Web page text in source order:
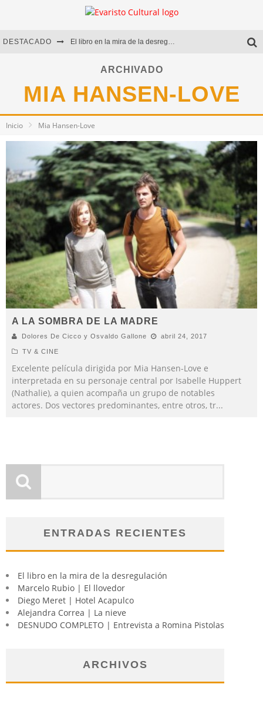
DESTACADO El libro en la mira de la desregulación
Marcelo Rubio | El llovedor
Diego Meret | Hotel Acapulco
Alejandra Correa | La nieve
ARCHIVADO
MIA HANSEN-LOVE
Inicio Mia Hansen-Love
A LA SOMBRA DE LA MADRE
Dolores De Cicco y Osvaldo Gallone abril 24, 2017
TV & CINE
Excelente película dirigida por Mia Hansen-Love e
interpretada en su personaje central por Isabelle Huppert
(Nathalie), a quien acompaña un grupo de notables
actores. Dos vectores predominantes, entre otros, tr...
ENTRADAS RECIENTES
El libro en la mira de la desregulación
Marcelo Rubio | El llovedor
Diego Meret | Hotel Acapulco
Alejandra Correa | La nieve
DESNUDO COMPLETO | Entrevista a Romina Pistolas
ARCHIVOS